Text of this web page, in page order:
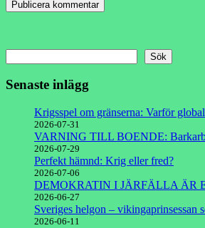
Sök
Senaste inlägg
Krigsspel om gränserna: Varför
2026-07-31
VARNING TILL BOENDE:
2026-07-29
Perfekt hämnd: Krig eller fred?
2026-07-06
DEMOKRATIN I JÄRFÄLLA ÄR
2026-06-27
Sveriges helgon – vikingaprinsessan
2026-06-11